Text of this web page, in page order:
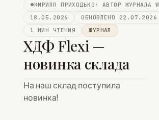
КИРИЛЛ ПРИХОДЬКО · АВТОР ЖУРНАЛА
18.05.2026
ОБНОВЛЕНО 22.07.2026
1 МИН ЧТЕНИЯ
ЖУРНАЛ
ХДФ Flexi —
новинка склада
На наш склад поступила
новинка!